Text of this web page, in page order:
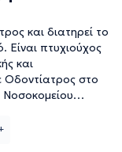
και διατηρεί το
Είναι πτυχιούχος
και
Οδοντίατρος στο
πλήθος